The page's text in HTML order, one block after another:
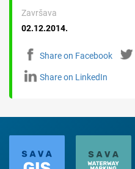
Završava
02.12.2014.
Share on Facebook
Share on LinkedIn